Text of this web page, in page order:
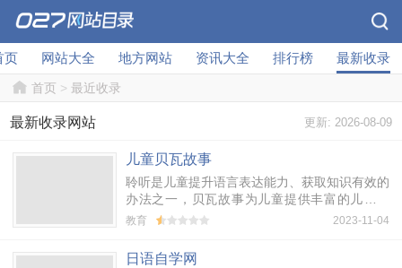
页 网站大全 地方网站 资讯大全 排行榜 最新收录
首页 > 最近收录
最新收录网站 更新: 2026-08-09
儿童贝瓦故事
聆听是儿童提升语言表达能力、获取知识有效的
办法之一，贝瓦故事为儿童提供丰富的儿童故
事，包括童话故事、成语故事、启蒙故事、儿童
教育 2023-11-04
日语自学网